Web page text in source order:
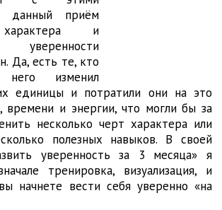
данный приём
и
уверенности
Да, есть те, кто
изменил
единицы и потратили они на это
времени и энергии, что могли бы за
несколько черт характера или
полезных навыков. В своей
уверенность за 3 месяца» я
тренировка, визуализация, и
начнете вести себя уверенно «на